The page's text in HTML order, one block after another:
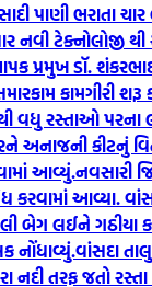
પાણી ભરાતા
નવી ટેક્નોલોજી
પ્રમુખ ડૉ.
કામગીરી શરૂ
થી વધુ રસ્તાઓ
અનાજની કીટનું
આવ્યું.નવસારી
આવ્યા.
બેગ લઈને ગઠીયા
નોંધાવ્યું.વાંસદા
નદી તરફ જતો